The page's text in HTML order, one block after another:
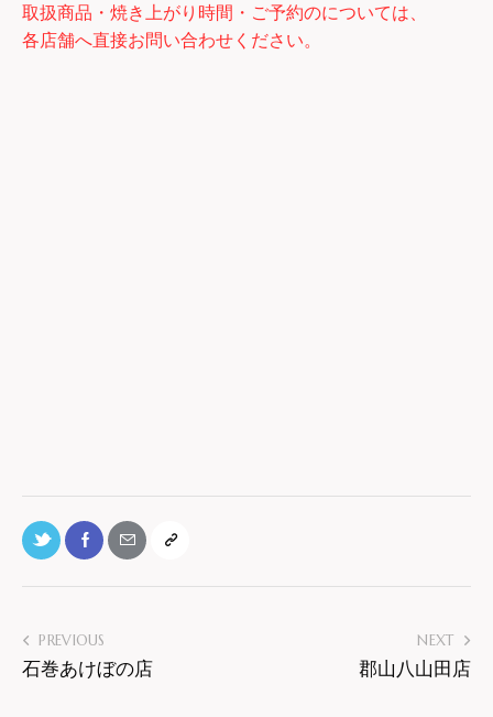
取扱商品・焼き上がり時間・ご予約のについては、
各店舗へ直接お問い合わせください。
PREVIOUS
石巻あけぼの店
NEXT
郡山八山田店